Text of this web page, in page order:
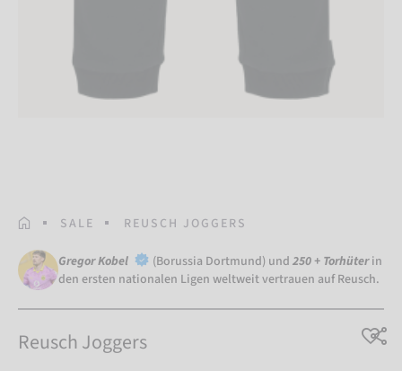
STARTSEITE
SALE REUSCH JOGGERS
Gregor Kobel (Borussia Dortmund) und 250 + Torhüter in
den ersten nationalen Ligen weltweit vertrauen auf Reusch.
Reusch Joggers